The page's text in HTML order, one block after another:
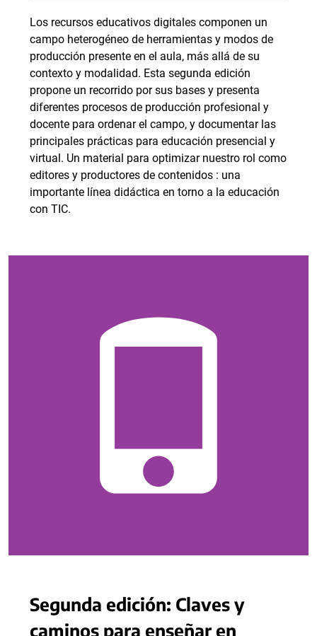
Los recursos educativos digitales componen un
campo heterogéneo de herramientas y modos de
producción presente en el aula, más allá de su
contexto y modalidad. Esta segunda edición
propone un recorrido por sus bases y presenta
diferentes procesos de producción profesional y
docente para ordenar el campo, y documentar las
principales prácticas para educación presencial y
virtual. Un material para optimizar nuestro rol como
editores y productores de contenidos : una
importante línea didáctica en torno a la educación
con TIC.
Segunda edición: Claves y
caminos para enseñar en